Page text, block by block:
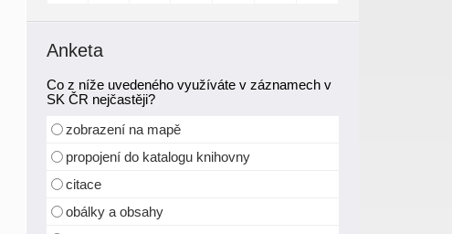
Anketa
Co z níže uvedeného využíváte v záznamech v
SK ČR nejčastěji?
zobrazení na mapě
propojení do katalogu knihovny
citace
obálky a obsahy